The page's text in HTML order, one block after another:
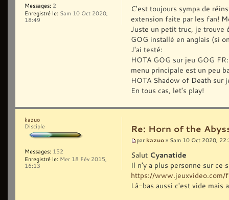
C'est toujours sympa de
extension faite par les fan!
Juste un petit truc, je trouve
GOG installé en anglais (si
J'ai testé:
HOTA GOG sur jeu GOG
menu principale est un peu
HOTA Shadow of Death sur
En tous cas, let's play!
Messages: 2
Enregistré le: Sam 10 Oct 2020,
18:49
Re: Horn of the
par kazuo » Sam 10 Oct 2020,
Salut Cyanatide
Il n'y a plus personne sur ce
https://
Là-bas aussi c'est vide mais
kazuo
Disciple
Messages: 152
Enregistré le: Mer 18 Fév 2015,
16:13